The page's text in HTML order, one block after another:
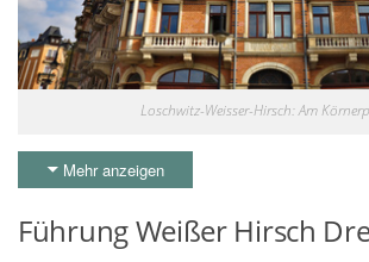
Loschwitz-Weisser-Hirsch: Am
Mehr anzeigen
Führung Weißer Hirsch